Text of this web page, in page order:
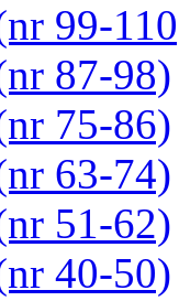
99-
87-98)
75-86)
63-74)
51-62)
40-50)